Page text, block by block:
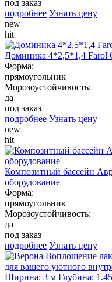
под заказ
подробнее Узнать цену
new
hit
Доминика 4*2,5*1,4 Farol
Форма:
прямоугольник
Морозоустойчивость:
да
под заказ
подробнее Узнать цену
new
hit
Композитный бассейн
оборудование
Форма:
прямоугольник
Морозоустойчивость:
да
под заказ
подробнее Узнать цену